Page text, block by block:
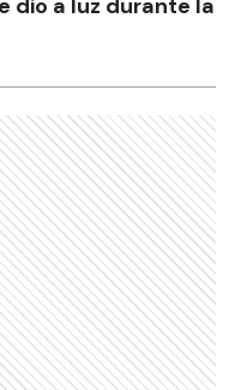
dio a luz durante la